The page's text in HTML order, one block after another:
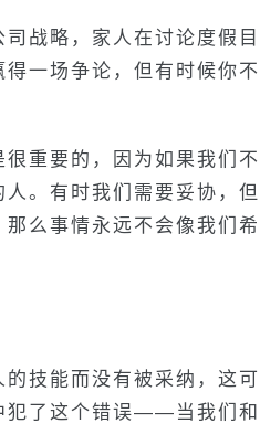
战略，家人在讨论度假目
一场争论，但有时候你不
重要的，因为如果我们不
。有时我们需要妥协，但
么事情永远不会像我们希
技能而没有被采纳，这可
犯了这个错误——当我们和